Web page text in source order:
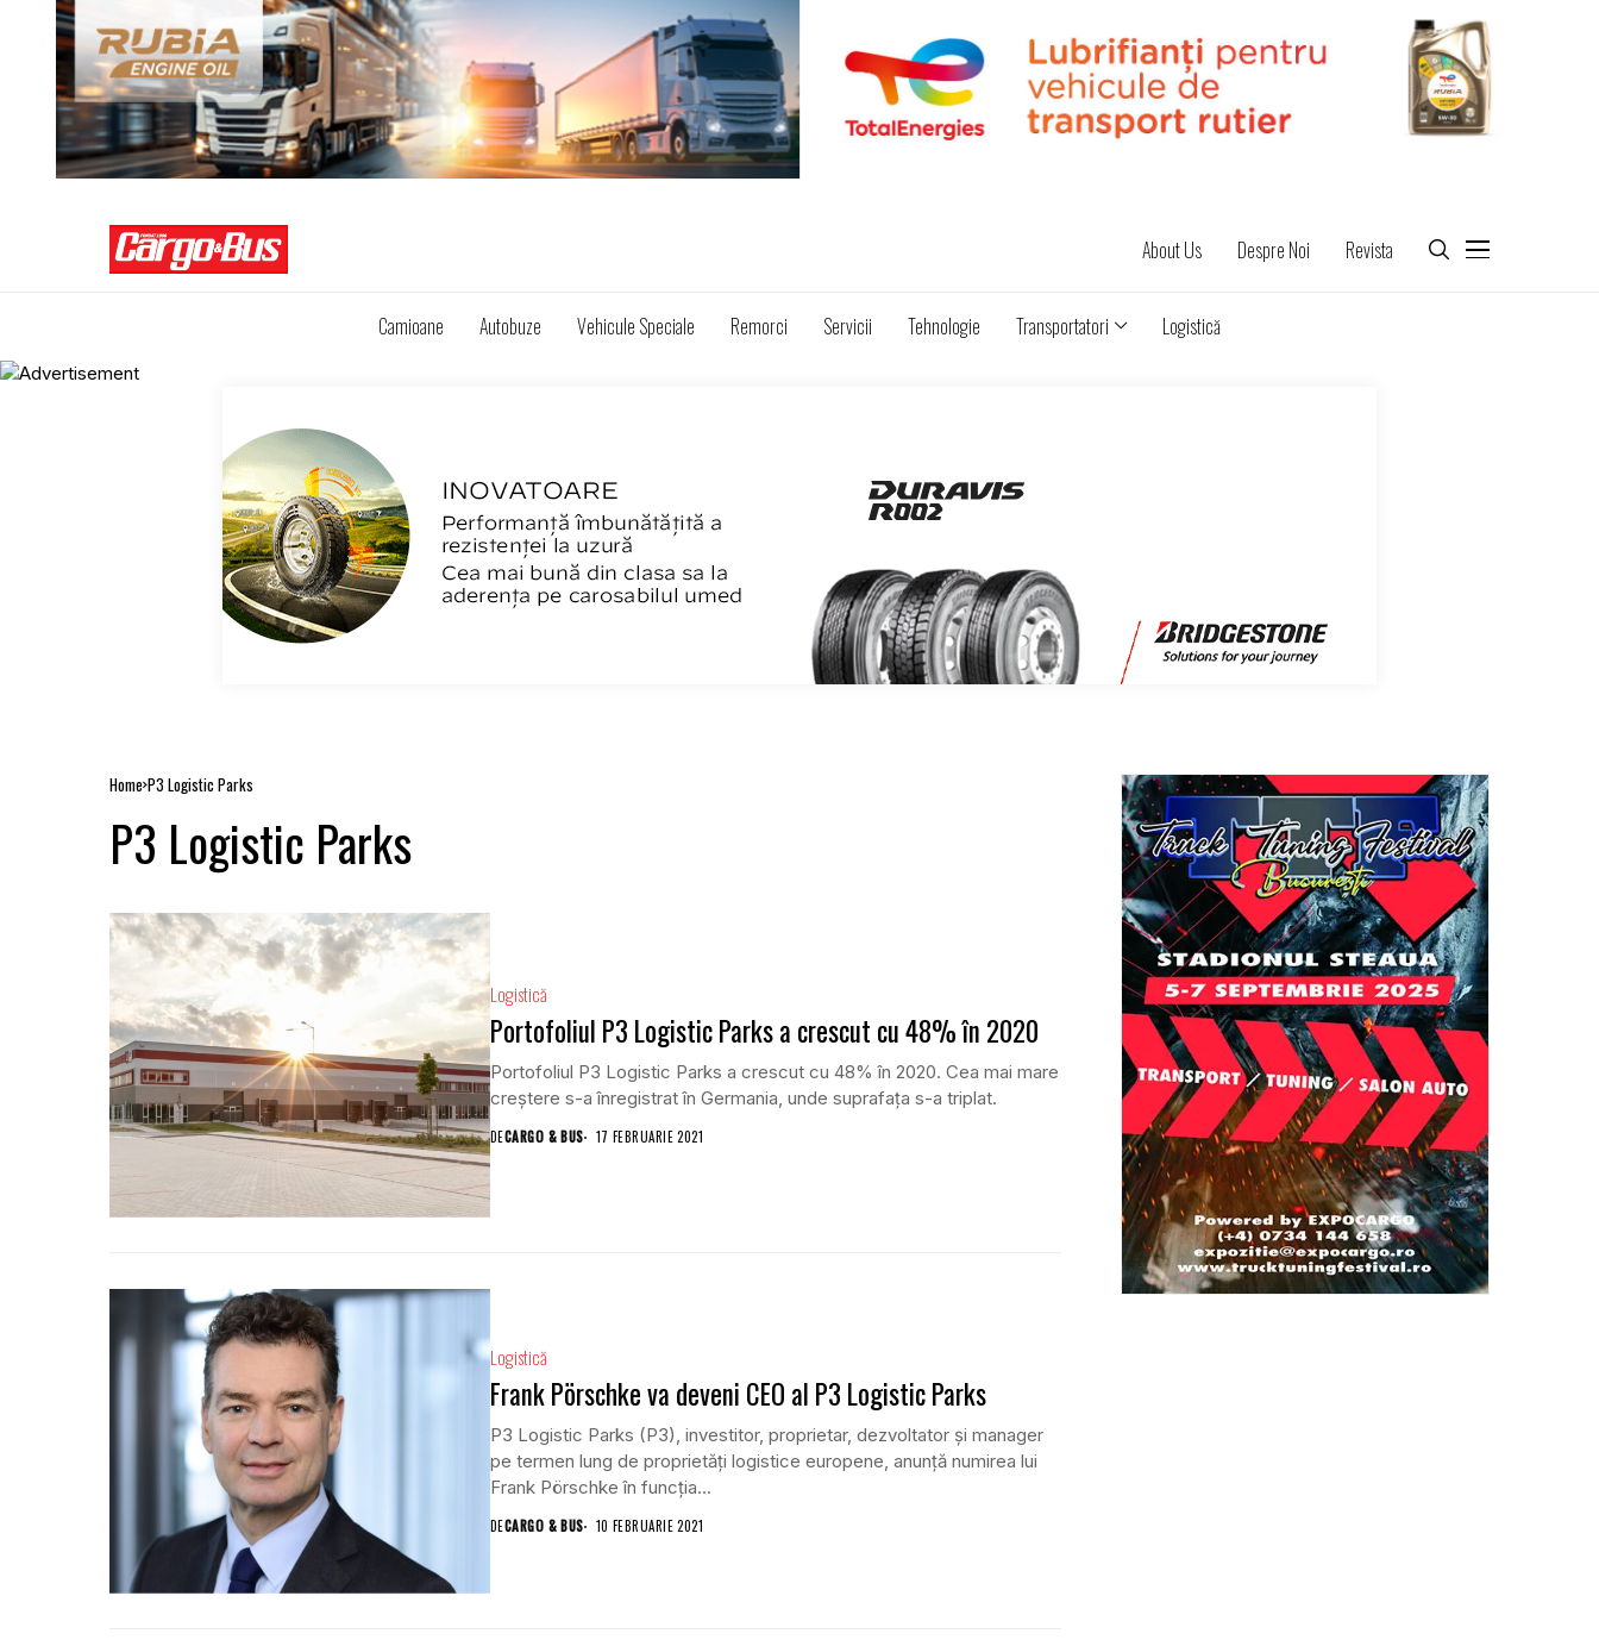
About Us Despre Noi Revista
Camioane Autobuze Vehicule Speciale Remorci Servicii Tehnologie Transportatori Logistică
Home P3 Logistic Parks
P3 Logistic Parks
Logistică
Portofoliul P3 Logistic Parks a crescut cu 48% în 2020
Portofoliul P3 Logistic Parks a crescut cu 48% în 2020. Cea mai mare
creștere s-a înregistrat în Germania, unde suprafața s-a triplat.
DECARGO & BUS 17 FEBRUARIE 2021
Logistică
Frank Pörschke va deveni CEO al P3 Logistic Parks
P3 Logistic Parks (P3), investitor, proprietar, dezvoltator și manager
pe termen lung de proprietăți logistice europene, anunță numirea lui
Frank Pörschke în funcția...
DECARGO & BUS 10 FEBRUARIE 2021